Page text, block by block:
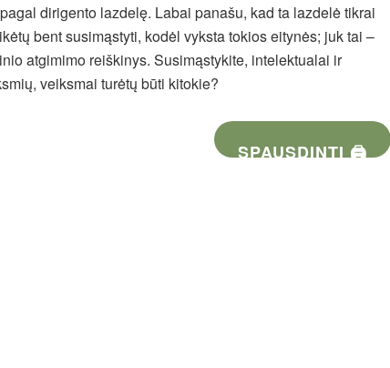
dirigento lazdelę. Labai panašu, kad ta lazdelė tikrai
bent susimąstyti, kodėl vyksta tokios eitynės; juk tai –
atgimimo reiškinys. Susimąstykite, intelektualai ir
veiksmai turėtų būti kitokie?
SPAUSDINTI 🖨